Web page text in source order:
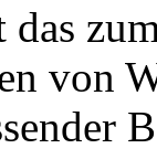
von